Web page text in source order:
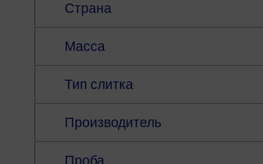
Страна
Масса
Тип слитка
Производитель
Проба